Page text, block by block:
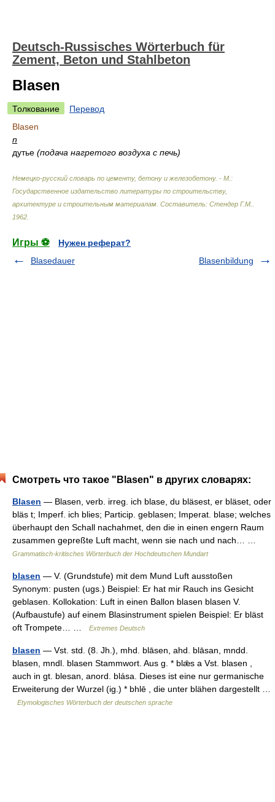
Deutsch-Russisches Wörterbuch für
Zement, Beton und Stahlbeton
Blasen
Толкование
Перевод
Blasen
n
дутье (подача нагретого воздуха с печь)
Немецко-русский словарь по цементу, бетону и железобетону. - М.:
Государственное издательство литературы по строительству,
архитектуре и строительным материалам Составитель: Стендер Г.М.
1962
Игры ⚽
Нужен реферат?
Blasedauer
Blasenbildung
Смотреть что такое "Blasen" в других словарях:
Blasen — Blasen, verb. irreg. ich blase, du bläsest, er bläset, oder
bläs t; Imperf. ich blies; Particip. geblasen; Imperat. blase; welches
überhaupt den Schall nachahmet, den die in einen engern Raum
zusammen gepreßte Luft macht, wenn sie nach und nach… …
Grammatisch-kritisches Wörterbuch der Hochdeutschen Mundart
blasen — V. (Grundstufe) mit dem Mund Luft ausstoßen
Synonym: pusten (ugs.) Beispiel: Er hat mir Rauch ins Gesicht
geblasen. Kollokation: Luft in einen Ballon blasen blasen V.
(Aufbaustufe) auf einem Blasinstrument spielen Beispiel: Er bläst
oft Trompete… …
Extremes Deutsch
blasen — Vst. std. (8. Jh.), mhd. blāsen, ahd. blāsan, mndd.
blasen, mndl. blasen Stammwort. Aus g. * blǣs a Vst. blasen ,
auch in gt. blesan, anord. blása. Dieses ist eine nur germanische
Erweiterung der Wurzel (ig.) * bhlē , die unter blähen dargestellt …
Etymologisches Wörterbuch der deutschen sprache